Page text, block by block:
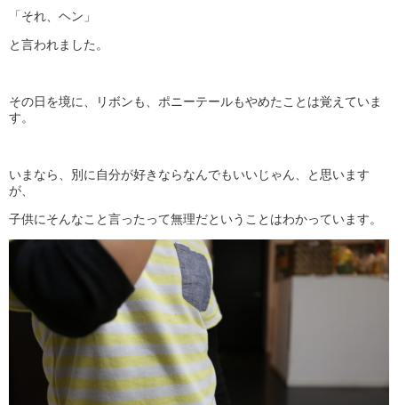
「それ、ヘン」
と言われました。
その日を境に、リボンも、ポニーテールもやめたことは覚えていま
す。
いまなら、別に自分が好きならなんでもいいじゃん、と思います
が、
子供にそんなこと言ったって無理だということはわかっています。